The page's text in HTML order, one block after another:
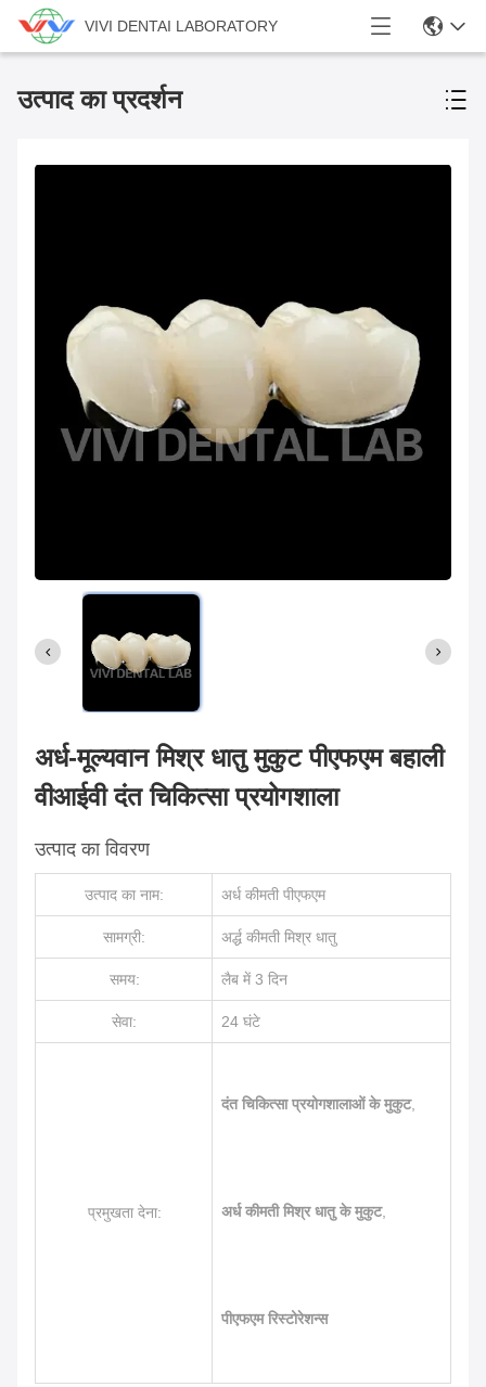
VIVI DENTAI LABORATORY
उत्पाद का प्रदर्शन
अर्ध-मूल्यवान मिश्र धातु मुकुट पीएफएम बहाली
वीआईवी दंत चिकित्सा प्रयोगशाला
उत्पाद का विवरण
उत्पाद का नाम: अर्ध कीमती पीएफएम
सामग्री: अर्द्ध कीमती मिश्र धातु
समय: लैब में 3 दिन
सेवा: 24 घंटे
प्रमुखता देना:
दंत चिकित्सा प्रयोगशालाओं के मुकुट,
अर्ध कीमती मिश्र धातु के मुकुट,
पीएफएम रिस्टोरेशन्स